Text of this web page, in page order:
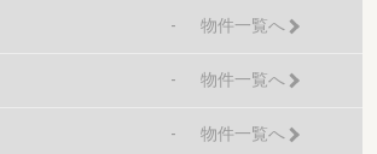
- 物件一覧へ
- 物件一覧へ
- 物件一覧へ